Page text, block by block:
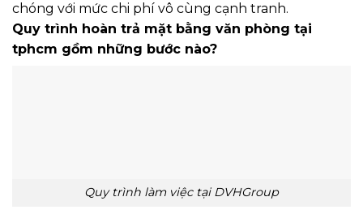
chóng với mức chi phí vô cùng cạnh tranh.
Quy trình hoàn trả mặt bằng văn phòng tại
tphcm gồm những bước nào?
Quy trình làm việc tại DVHGroup